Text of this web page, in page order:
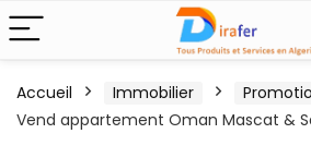
Accueil Immobilier
Vend appartement Oman Mascat &